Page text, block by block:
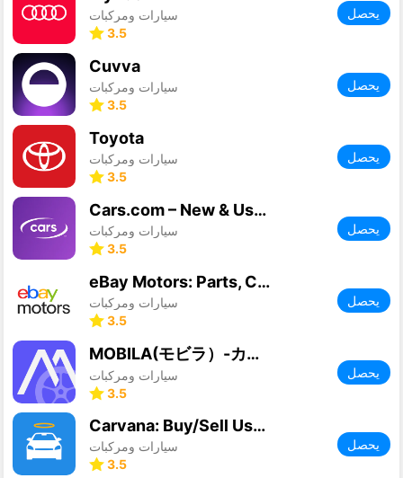
سيارات ومركبات
3.5
يحصل
Cuvva
سيارات ومركبات
3.5
يحصل
Toyota
سيارات ومركبات
3.5
يحصل
Cars.com – New & Used Vehicles
سيارات ومركبات
3.5
يحصل
eBay Motors: Parts, Cars, more
سيارات ومركبات
3.5
يحصل
MOBILA(モビラ）-カーライフやお出かけ情報アプリ
سيارات ومركبات
3.5
يحصل
Carvana: Buy/Sell Used Cars
سيارات ومركبات
3.5
يحصل